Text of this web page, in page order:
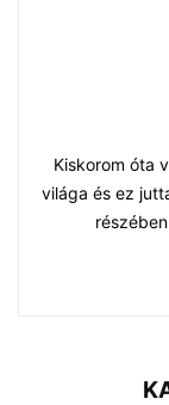
Kiskorom óta
világa és ez